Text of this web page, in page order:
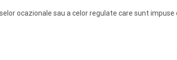
ocazionale sau a celor regulate care sunt